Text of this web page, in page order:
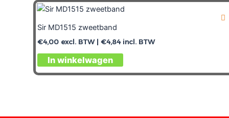
Sir MD1515 zweetband
€4,00 excl. BTW | €4,84incl. BTW
In winkelwagen